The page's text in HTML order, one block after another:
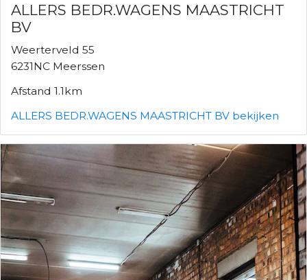
ALLERS BEDR.WAGENS MAASTRICHT
BV
Weerterveld 55
6231NC Meerssen
Afstand 1.1km
ALLERS BEDR.WAGENS MAASTRICHT BV bekijken